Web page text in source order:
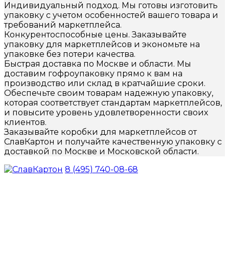
Индивидуальный подход. Мы готовы изготовить
упаковку с учетом особенностей вашего товара и
требований маркетплейса.
Конкурентоспособные цены. Заказывайте
упаковку для маркетплейсов и экономьте на
упаковке без потери качества.
Быстрая доставка по Москве и области. Мы
доставим гофроупаковку прямо к вам на
производство или склад в кратчайшие сроки.
Обеспечьте своим товарам надежную упаковку,
которая соответствует стандартам маркетплейсов,
и повысите уровень удовлетворенности своих
клиентов.
Заказывайте коробки для маркетплейсов от
СлавКартон и получайте качественную упаковку с
доставкой по Москве и Московской области.
8 (495) 740-08-68